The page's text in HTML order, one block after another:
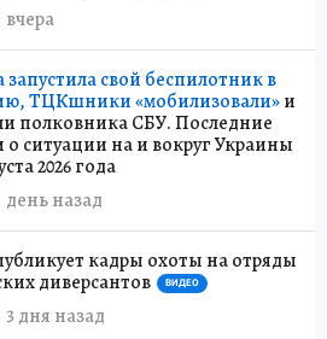
вчера
запустила свой беспилотник в
ТЦКшники «мобилизовали»и
полковника СБУ. Последние
о ситуации на и вокруг Украины
2026 года
день назад
кадры охоты на отряды
диверсантов
ВИДЕО
3 дня назад